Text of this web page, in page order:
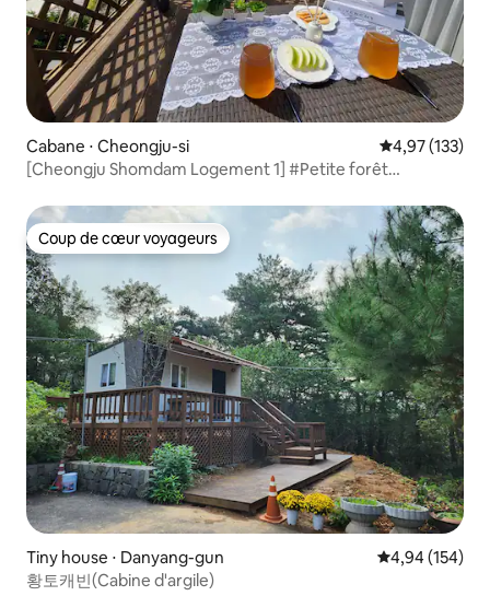
Cabane ⋅ Cheongju-si Évaluation
4,97 (133)
[Cheongju Shomdam Logement 1] #Petite forêt
20 minutes de Cheongdam
Coup de cœur voyageurs
Coup de cœur voyageurs
Tiny house ⋅ Danyang-gun Évaluation
4,94 (154)
황토캐빈(Cabine d'argile)